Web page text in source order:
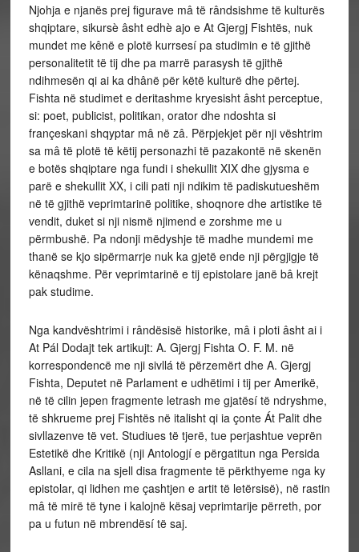
Njohja e njanës prej figurave mâ të rândsishme të kulturës
shqiptare, sikursè âsht edhè ajo e At Gjergj Fishtës, nuk
mundet me kênë e plotë kurrsesí pa studimin e të gjithë
personalitetit të tij dhe pa marrë parasysh të gjithë
ndihmesën qi ai ka dhânë për këtë kulturë dhe përtej.
Fishta në studimet e deritashme kryesisht âsht perceptue,
si: poet, publicist, politikan, orator dhe ndoshta si
françeskani shqyptar mâ në zâ. Përpjekjet për nji vështrim
sa mâ të plotë të këtij personazhi të pazakontë në skenën
e botës shqiptare nga fundi i shekullit XIX dhe gjysma e
parë e shekullit XX, i cili pati nji ndikim të padiskutueshëm
në të gjithë veprimtarinë politike, shoqnore dhe artistike të
vendit, duket si nji nismë njimend e zorshme me u
përmbushë. Pa ndonji mëdyshje të madhe mundemi me
thanë se kjo sipërmarrje nuk ka gjetë ende nji përgjigje të
kënaqshme. Për veprimtarinë e tij epistolare janë bâ krejt
pak studime.
Nga kandvështrimi i rândësisë historike, mâ i ploti âsht ai i
At Pál Dodajt tek artikujt: A. Gjergj Fishta O. F. M. në
korrespondencë me nji sivllá të përzemërt dhe A. Gjergj
Fishta, Deputet në Parlament e udhëtimi i tij per Amerikë,
në të cilin jepen fragmente letrash me gjatësí të ndryshme,
të shkrueme prej Fishtës në italisht qi ia çonte Át Palit dhe
sivllazenve të vet. Studiues të tjerë, tue perjashtue veprën
Estetikë dhe Kritikë (nji Antologjí e përgatitun nga Persida
Asllani, e cila na sjell disa fragmente të përkthyeme nga ky
epistolar, qi lidhen me çashtjen e artit të letërsisë), në rastin
mâ të mirë të tyne i kalojnë kësaj veprimtarije përreth, por
pa u futun në mbrendësí të saj.